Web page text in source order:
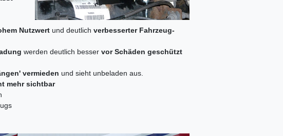
Nutzwert und deutlich verbesserter Fahrzeug-
werden deutlich besser vor Schäden geschützt
vermieden und sieht unbeladen aus.
mehr sichtbar